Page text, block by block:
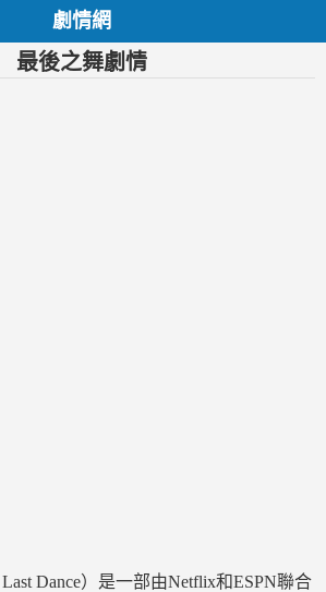
劇情網
最後之舞劇情
Dance）是一部由Netflix和ESPN聯合